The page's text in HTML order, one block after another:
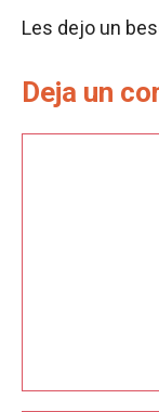
Les dejo un
Deja un